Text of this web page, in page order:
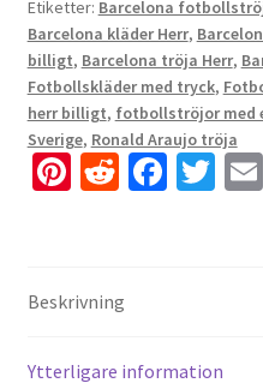
Etiketter: Barcelona
Barcelona kläder Herr,
billigt, Barcelona tröja Herr,
Fotbollskläder med tryck,
herr billigt, fotbollströjor med
Sverige, Ronald Araujo tröja
Pi
es
t
R
di
t
Fa
k
T
Beskrivning
Ytterligare information